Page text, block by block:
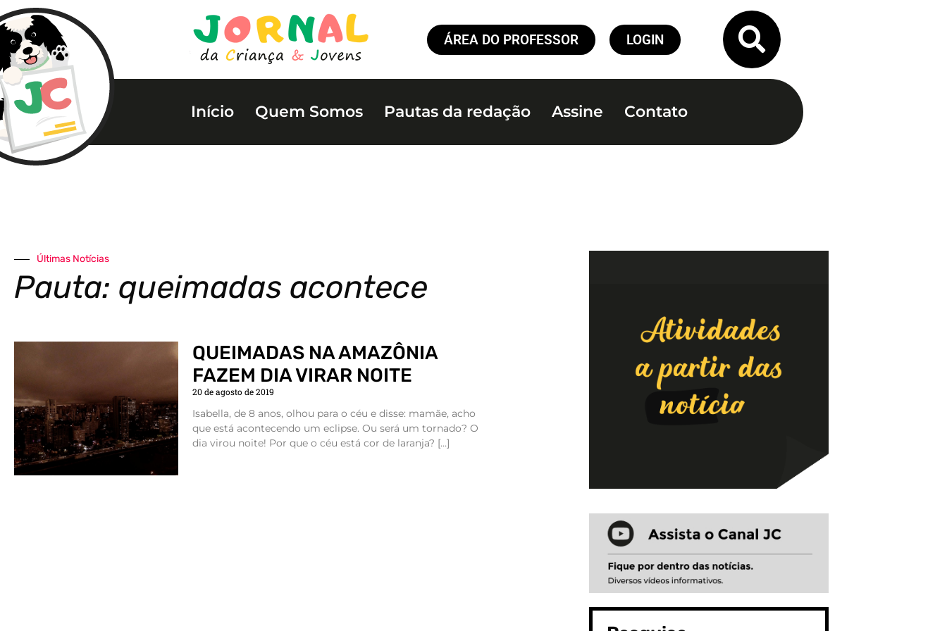
ÁREA DO PROFESSOR LOGIN
Início Quem Somos Pautas da redação Assine Contato
Últimas Notícias
Pauta: queimadas acontece
QUEIMADAS NA AMAZÔNIA
FAZEM DIA VIRAR NOITE
20 de agosto de 2019
Isabella, de 8 anos, olhou para o céu e disse: mamãe, acho
que está acontecendo um eclipse. Ou será um tornado? O
dia virou noite! Por que o céu está cor de laranja? […]